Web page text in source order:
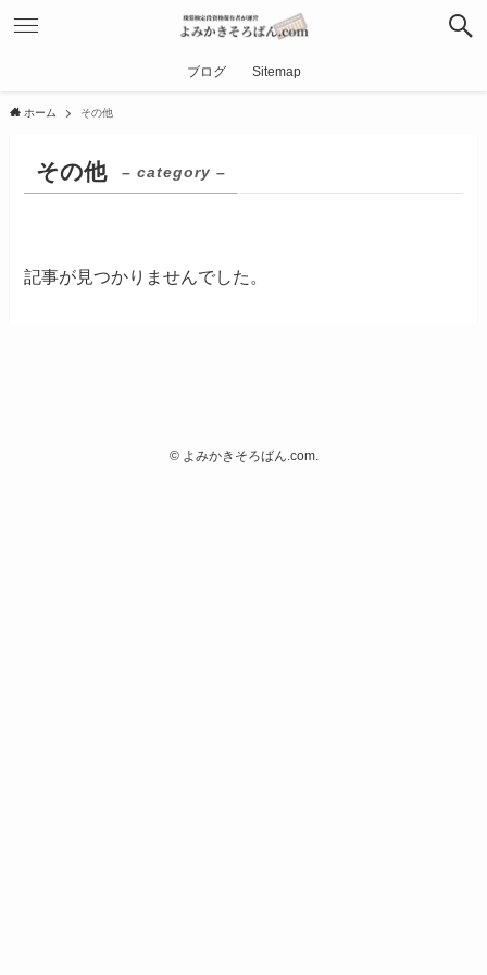
ブログ Sitemap
ホーム その他
その他 – category –
記事が見つかりませんでした。
©よみかきそろばん.com.